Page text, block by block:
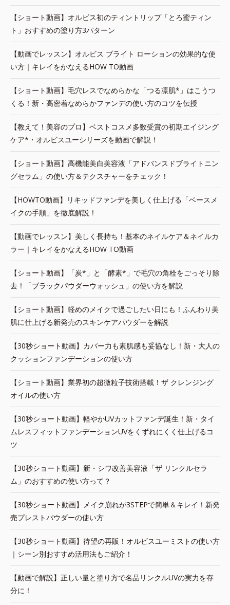
【ショート動画】オルビス初のティントリップ「とろ蜜ティン
ト」おすすめの塗り方3パターン
【動画でレッスン】オルビス ブライト ローションの効果的な使
い方｜キレイをかなえるHOW TO動画
【ショート動画】毛穴レスでなめらかな「つる凛肌*」はこうつ
くる！新・高密着なめらかファンデの使い方のコツを伝授
【教えて！美容のプロ】ベストコスメ多数受賞の初期エイジング
ケア*・オルビスユーシリーズを動画で解説！
【ショート動画】高機能美白美容液「アドバンスドブライトニン
グセラム」の使い方＆テクスチャーをチェック！
【HOWTO動画】リキッドファンデを美しく仕上げる「ベースメ
イクの手順」を徹底解説！
【動画でレッスン】美しく長持ち！基本のネイルケア＆ネイルカ
ラー｜キレイをかなえるHOW TO動画
【ショート動画】「炭*」と「酵素*」で毛穴の角栓をごっそり除
去！「ブラックパウダーウォッシュ」の使い方を解説
【ショート動画】軽めのメイクで過ごしたい日にも！ふんわり美
肌に仕上げる新発売のスキンケアパウダーを解説
【30秒ショート動画】カバー力も素肌感も妥協なし！新・大人の
クッションファンデーションの使い方
【ショート動画】業界初の超微粒子技術搭載！ザ クレンジング
オイルの使い方
【30秒ショート動画】軽やかUVカットファンデ誕生！新・タイ
ムレスフィットファンデーションUVをくずれにくく仕上げるコ
ツ
【30秒ショート動画】新・シワ改善美容液「ザ リンクルセラ
ム」のおすすめの使い方って？
【30秒ショート動画】メイク崩れが3STEPで簡単＆キレイ！新発
売プレストパウダーの使い方
【30秒ショート動画】待望の再販！オルビスユーミストの使い方
｜シーン別おすすめ活用法もご紹介！
【動画で解説】正しい量と塗り方で名品リンクルUVの実力を存
分に！